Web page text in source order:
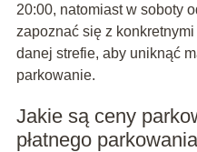
20:00, natomiast w soboty
zapoznać się z
danej strefie, aby uniknąć
parkowanie.
Jakie są ceny
płatnego